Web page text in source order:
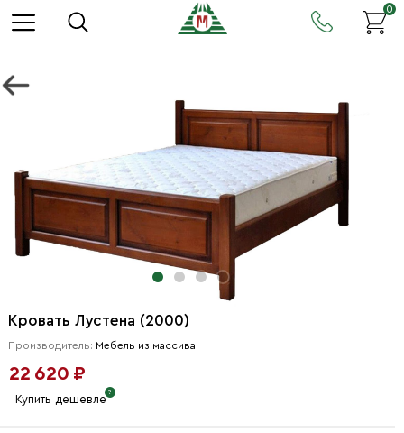
0
Кровать Лустена (2000)
Производитель: Мебель из массива
22 620 ₽
Купить дешевле